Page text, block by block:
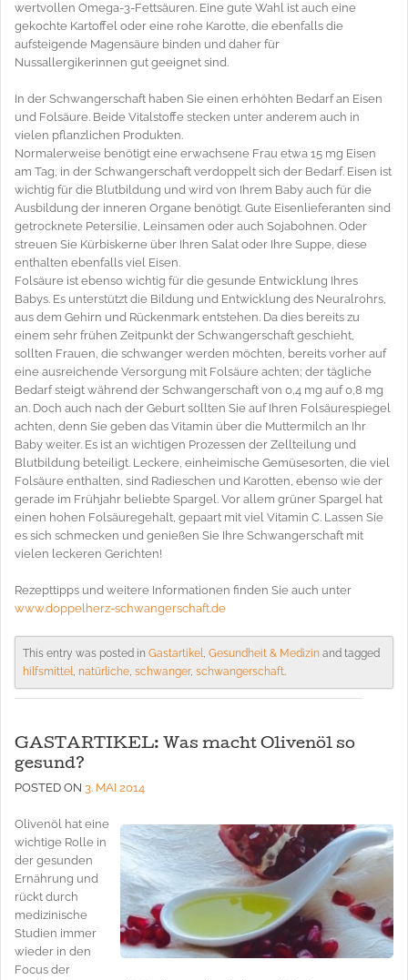
wertvollen Omega-3-Fettsäuren. Eine gute Wahl ist auch eine
gekochte Kartoffel oder eine rohe Karotte, die ebenfalls die
aufsteigende Magensäure binden und daher für
Nussallergikerinnen gut geeignet sind.
In der Schwangerschaft haben Sie einen erhöhten Bedarf an Eisen
und Folsäure. Beide Vitalstoffe stecken unter anderem auch in
vielen pflanzlichen Produkten.
Normalerweise benötigt eine erwachsene Frau etwa 15 mg Eisen
am Tag, in der Schwangerschaft verdoppelt sich der Bedarf. Eisen ist
wichtig für die Blutbildung und wird von Ihrem Baby auch für die
Ausbildung der inneren Organe benötigt. Gute Eisenlieferanten sind
getrocknete Petersilie, Leinsamen oder auch Sojabohnen. Oder
streuen Sie Kürbiskerne über Ihren Salat oder Ihre Suppe, diese
enthalten ebenfalls viel Eisen.
Folsäure ist ebenso wichtig für die gesunde Entwicklung Ihres
Babys. Es unterstützt die Bildung und Entwicklung des Neuralrohrs,
aus dem Gehirn und Rückenmark entstehen. Da dies bereits zu
einem sehr frühen Zeitpunkt der Schwangerschaft geschieht,
sollten Frauen, die schwanger werden möchten, bereits vorher auf
eine ausreichende Versorgung mit Folsäure achten; der tägliche
Bedarf steigt während der Schwangerschaft von 0,4 mg auf 0,8 mg
an. Doch auch nach der Geburt sollten Sie auf Ihren Folsäurespiegel
achten, denn Sie geben das Vitamin über die Muttermilch an Ihr
Baby weiter. Es ist an wichtigen Prozessen der Zellteilung und
Blutbildung beteiligt. Leckere, einheimische Gemüsesorten, die viel
Folsäure enthalten, sind Radieschen und Karotten, ebenso wie der
gerade im Frühjahr beliebte Spargel. Vor allem grüner Spargel hat
einen hohen Folsäuregehalt, gepaart mit viel Vitamin C. Lassen Sie
es sich schmecken und genießen Sie Ihre Schwangerschaft mit
vielen leckeren Gerichten!
Rezepttipps und weitere Informationen finden Sie auch unter
www.doppelherz-schwangerschaft.de
This entry was posted in Gastartikel, Gesundheit & Medizin and tagged
hilfsmittel, natürliche, schwanger, schwangerschaft.
GASTARTIKEL: Was macht Olivenöl so
gesund?
POSTED ON 3. MAI 2014
Olivenöl hat eine
wichtige Rolle in
der gesunden
Ernährung und
rückt durch
medizinische
Studien immer
wieder in den
Focus der